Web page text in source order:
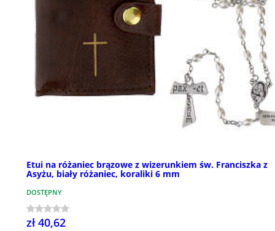
Etui na różaniec brązowe z wizerunkiem św. Franciszka z
Asyżu, biały różaniec, koraliki 6 mm
DOSTĘPNY
zł 40,62